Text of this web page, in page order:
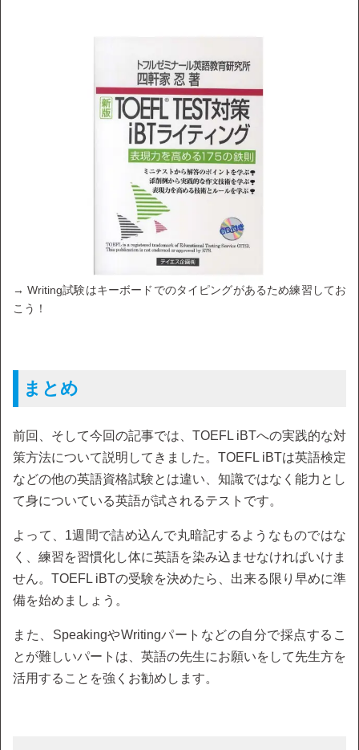
→ Writing試験はキーボードでのタイピングがあるため練習してお
こう！
まとめ
前回、そして今回の記事では、TOEFL iBTへの実践的な対
策方法について説明してきました。TOEFL iBTは英語検定
などの他の英語資格試験とは違い、知識ではなく能力とし
て身についている英語が試されるテストです。
よって、1週間で詰め込んで丸暗記するようなものではな
く、練習を習慣化し体に英語を染み込ませなければいけま
せん。TOEFL iBTの受験を決めたら、出来る限り早めに準
備を始めましょう。
また、SpeakingやWritingパートなどの自分で採点するこ
とが難しいパートは、英語の先生にお願いをして先生方を
活用することを強くお勧めします。